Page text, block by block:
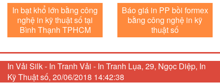
In bạt khổ lớn bằng công
nghệ in kỹ thuật số tại
Bình Thạnh TPHCM
Báo giá in PP bồi formex
bằng công nghệ in kỹ
thuật số
In Vải Silk - In Tranh Vải - In Tranh Lụa, 29, Ngọc Diệp, In
Kỹ Thuật số, 20/06/2018 14:42:38